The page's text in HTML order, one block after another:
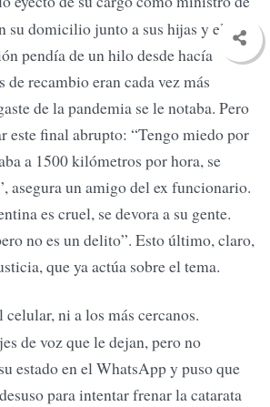
su domicilio junto a sus hijas y eligió
pendía de un hilo desde hacía
recambio eran cada vez más
de la pandemia se le notaba. Pero
este final abrupto: “Tengo miedo por
a 1500 kilómetros por hora, se
asegura un amigo del ex funcionario.
es cruel, se devora a su gente.
no es un delito”. Esto último, claro,
que ya actúa sobre el tema.
ni a los más cercanos.
de voz que le dejan, pero no
estado en el WhatsApp y puso que
para intentar frenar la catarata